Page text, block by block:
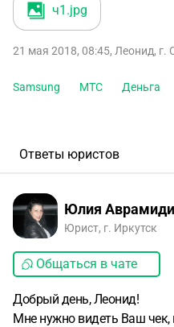
ч1 .jpg
21 мая 2018, 08:45, Леонид, г.
Samsung МТС Деньга
Ответы юристов
Юлия
Юрист, г. Иркутск
Общаться в чате
Добрый день, Леонид!
Мне нужно видеть Ваш чек,